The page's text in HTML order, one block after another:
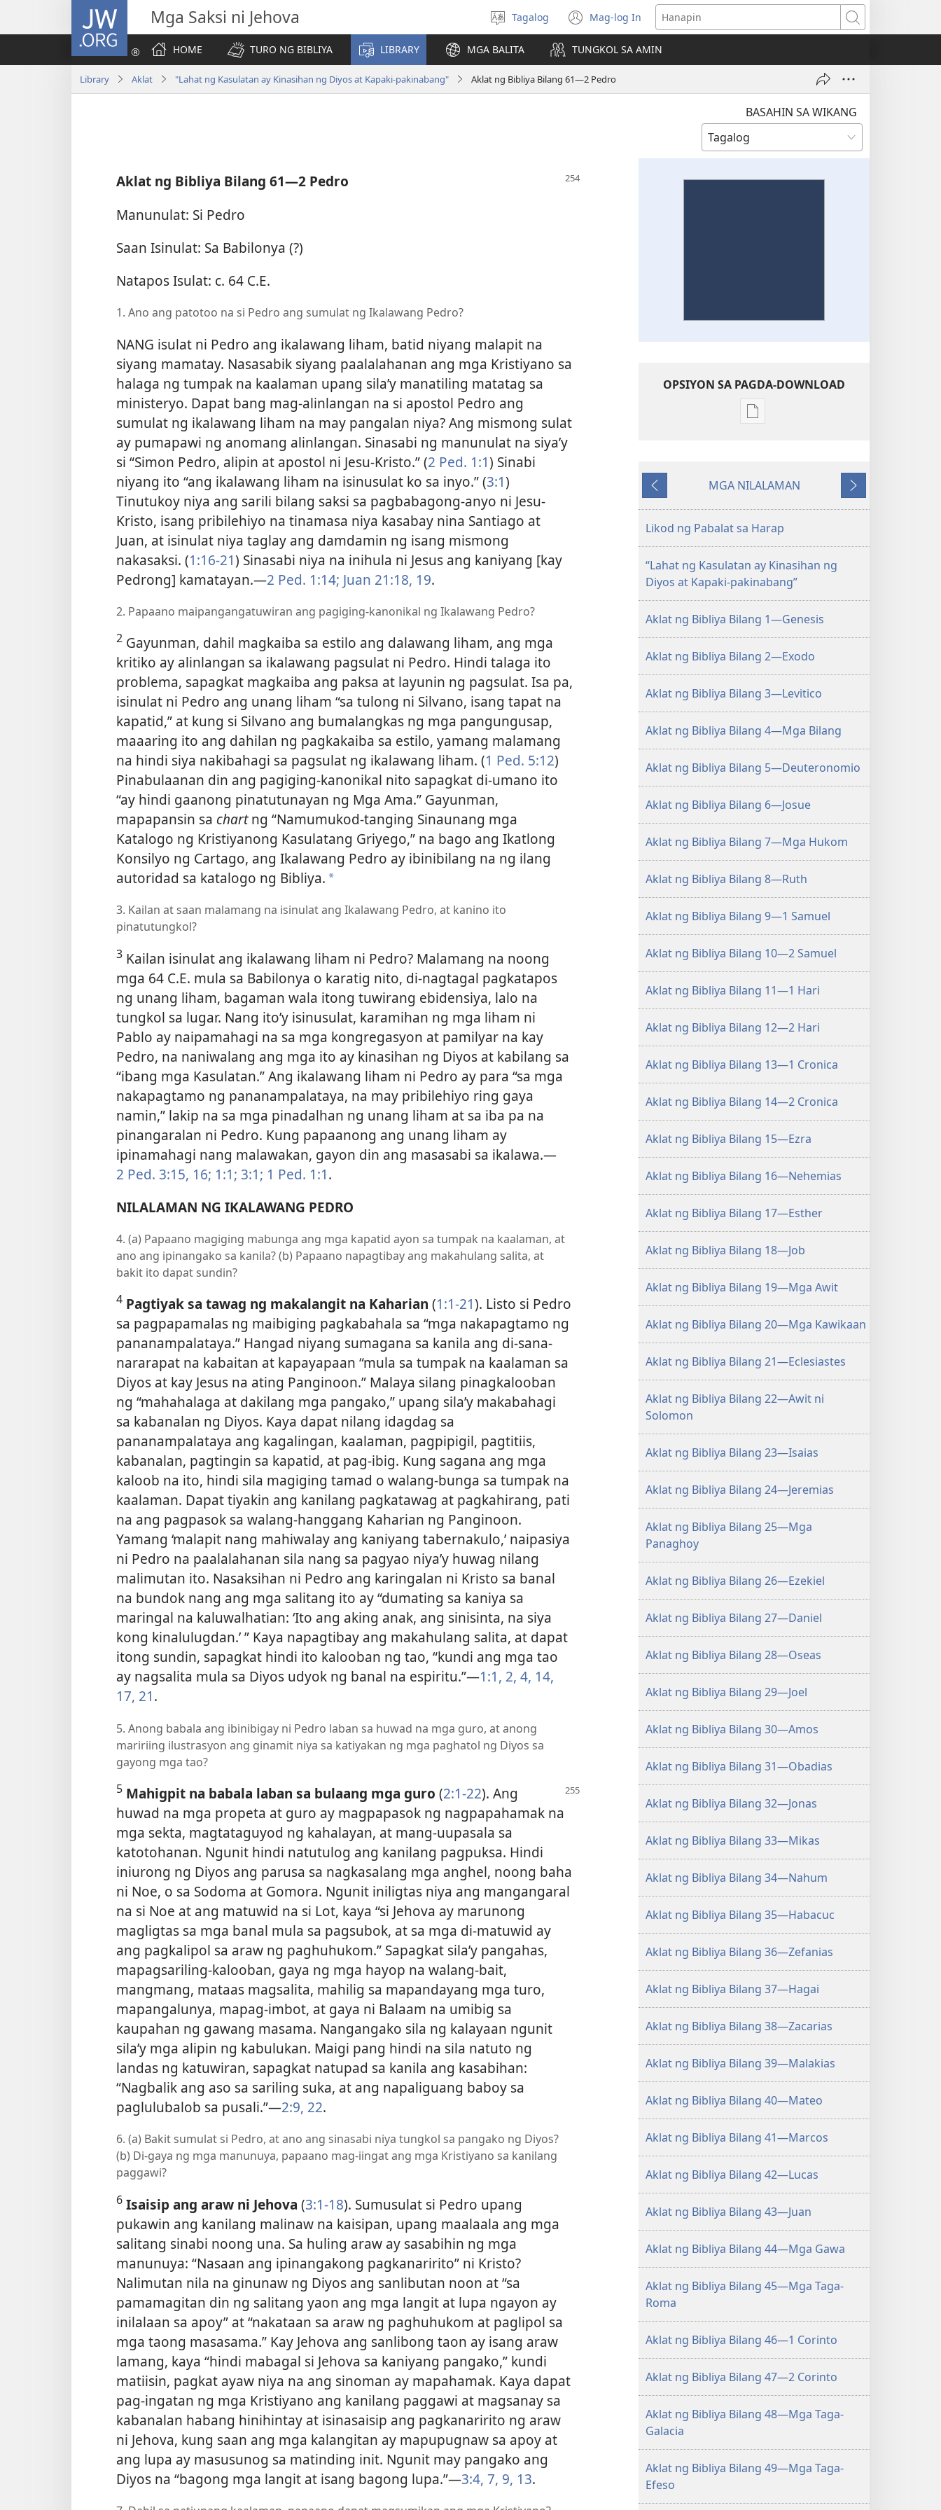
JW.ORG Mga Saksi ni Jehova
Pumili
ng
wika
Tagalog Mag-log In
(may
bubukas
na
bagong
window)
Hanapin
HOME
TURO NG BIBLIYA LIBRARY MGA BALITA TUNGKOL SA AMIN
Library Aklat "Lahat ng Kasulatan ay Kinasihan ng Diyos at Kapaki-pakinabang" Aklat ng Bibliya Bilang 61—2 Pedro
BASAHIN SA WIKANG
Aklat ng Bibliya Bilang 61​—2 Pedro
Manunulat: Si Pedro
Saan Isinulat: Sa Babilonya (?)
Natapos Isulat: c. 64 C.E.
1. Ano ang patotoo na si Pedro ang sumulat ng Ikalawang Pedro?
NANG isulat ni Pedro ang ikalawang liham, batid niyang malapit na
siyang mamatay. Nasasabik siyang paalalahanan ang mga Kristiyano sa
halaga ng tumpak na kaalaman upang sila’y manatiling matatag sa
ministeryo. Dapat bang mag-alinlangan na si apostol Pedro ang
sumulat ng ikalawang liham na may pangalan niya? Ang mismong sulat
ay pumapawi ng anomang alinlangan. Sinasabi ng manunulat na siya’y
si “Simon Pedro, alipin at apostol ni Jesu-Kristo.” (2 Ped. 1:1) Sinabi
niyang ito “ang ikalawang liham na isinusulat ko sa inyo.” (3:1)
Tinutukoy niya ang sarili bilang saksi sa pagbabagong-anyo ni Jesu-
Kristo, isang pribilehiyo na tinamasa niya kasabay nina Santiago at
Juan, at isinulat niya taglay ang damdamin ng isang mismong
nakasaksi. (1:16-21) Sinasabi niya na inihula ni Jesus ang kaniyang [kay
Pedrong] kamatayan.​—2 Ped. 1:14; Juan 21:18, 19.
2. Papaano maipangangatuwiran ang pagiging-kanonikal ng Ikalawang Pedro?
2 Gayunman, dahil magkaiba sa estilo ang dalawang liham, ang mga
kritiko ay alinlangan sa ikalawang pagsulat ni Pedro. Hindi talaga ito
problema, sapagkat magkaiba ang paksa at layunin ng pagsulat. Isa pa,
isinulat ni Pedro ang unang liham “sa tulong ni Silvano, isang tapat na
kapatid,” at kung si Silvano ang bumalangkas ng mga pangungusap,
maaaring ito ang dahilan ng pagkakaiba sa estilo, yamang malamang
na hindi siya nakibahagi sa pagsulat ng ikalawang liham. (1 Ped. 5:12)
Pinabulaanan din ang pagiging-kanonikal nito sapagkat di-umano ito
“ay hindi gaanong pinatutunayan ng Mga Ama.” Gayunman,
mapapansin sa chartng “Namumukod-tanging Sinaunang mga
Katalogo ng Kristiyanong Kasulatang Griyego,” na bago ang Ikatlong
Konsilyo ng Cartago, ang Ikalawang Pedro ay ibinibilang na ng ilang
autoridad sa katalogo ng Bibliya. a
3. Kailan at saan malamang na isinulat ang Ikalawang Pedro, at kanino ito
pinatutungkol?
3 Kailan isinulat ang ikalawang liham ni Pedro? Malamang na noong
mga 64 C.E. mula sa Babilonya o karatig nito, di-nagtagal pagkatapos
ng unang liham, bagaman wala itong tuwirang ebidensiya, lalo na
tungkol sa lugar. Nang ito’y isinusulat, karamihan ng mga liham ni
Pablo ay naipamahagi na sa mga kongregasyon at pamilyar na kay
Pedro, na naniwalang ang mga ito ay kinasihan ng Diyos at kabilang sa
“ibang mga Kasulatan.” Ang ikalawang liham ni Pedro ay para “sa mga
nakapagtamo ng pananampalataya, na may pribilehiyo ring gaya
namin,” lakip na sa mga pinadalhan ng unang liham at sa iba pa na
pinangaralan ni Pedro. Kung papaanong ang unang liham ay
ipinamahagi nang malawakan, gayon din ang masasabi sa ikalawa.​—
2 Ped. 3:15, 16; 1:1; 3:1; 1 Ped. 1:1.
NILALAMAN NG IKALAWANG PEDRO
4. (a) Papaano magiging mabunga ang mga kapatid ayon sa tumpak na kaalaman, at
ano ang ipinangako sa kanila? (b) Papaano napagtibay ang makahulang salita, at
bakit ito dapat sundin?
4 Pagtiyak sa tawag ng makalangit na Kaharian (1:1-21). Listo si Pedro
sa pagpapamalas ng maibiging pagkabahala sa “mga nakapagtamo ng
pananampalataya.” Hangad niyang sumagana sa kanila ang di-sana-
nararapat na kabaitan at kapayapaan “mula sa tumpak na kaalaman sa
Diyos at kay Jesus na ating Panginoon.” Malaya silang pinagkalooban
ng “mahahalaga at dakilang mga pangako,” upang sila’y makabahagi
sa kabanalan ng Diyos. Kaya dapat nilang idagdag sa
pananampalataya ang kagalingan, kaalaman, pagpipigil, pagtitiis,
kabanalan, pagtingin sa kapatid, at pag-ibig. Kung sagana ang mga
kaloob na ito, hindi sila magiging tamad o walang-bunga sa tumpak na
kaalaman. Dapat tiyakin ang kanilang pagkatawag at pagkahirang, pati
na ang pagpasok sa walang-hanggang Kaharian ng Panginoon.
Yamang ‘malapit nang mahiwalay ang kaniyang tabernakulo,’ naipasiya
ni Pedro na paalalahanan sila nang sa pagyao niya’y huwag nilang
malimutan ito. Nasaksihan ni Pedro ang karingalan ni Kristo sa banal
na bundok nang ang mga salitang ito ay “dumating sa kaniya sa
maringal na kaluwalhatian: ‘Ito ang aking anak, ang sinisinta, na siya
kong kinalulugdan.’ ” Kaya napagtibay ang makahulang salita, at dapat
itong sundin, sapagkat hindi ito kalooban ng tao, “kundi ang mga tao
ay nagsalita mula sa Diyos udyok ng banal na espiritu.”​—1:1, 2, 4, 14,
17, 21.
5. Anong babala ang ibinibigay ni Pedro laban sa huwad na mga guro, at anong
maririing ilustrasyon ang ginamit niya sa katiyakan ng mga paghatol ng Diyos sa
gayong mga tao?
5 Mahigpit na babala laban sa bulaang mga guro (2:1-22). Ang
huwad na mga propeta at guro ay magpapasok ng nagpapahamak na
mga sekta, magtataguyod ng kahalayan, at mang-uupasala sa
katotohanan. Ngunit hindi natutulog ang kanilang pagpuksa. Hindi
iniurong ng Diyos ang parusa sa nagkasalang mga anghel, noong baha
ni Noe, o sa Sodoma at Gomora. Ngunit iniligtas niya ang mangangaral
na si Noe at ang matuwid na si Lot, kaya “si Jehova ay marunong
magligtas sa mga banal mula sa pagsubok, at sa mga di-matuwid ay
ang pagkalipol sa araw ng paghuhukom.” Sapagkat sila’y pangahas,
mapagsariling-kalooban, gaya ng mga hayop na walang-bait,
mangmang, mataas magsalita, mahilig sa mapandayang mga turo,
mapangalunya, mapag-imbot, at gaya ni Balaam na umibig sa
kaupahan ng gawang masama. Nangangako sila ng kalayaan ngunit
sila’y mga alipin ng kabulukan. Maigi pang hindi na sila natuto ng
landas ng katuwiran, sapagkat natupad sa kanila ang kasabihan:
“Nagbalik ang aso sa sariling suka, at ang napaliguang baboy sa
paglulubalob sa pusali.”​—2:9, 22.
6. (a) Bakit sumulat si Pedro, at ano ang sinasabi niya tungkol sa pangako ng Diyos?
(b) Di-gaya ng mga manunuya, papaano mag-iingat ang mga Kristiyano sa kanilang
paggawi?
6 Isaisip ang araw ni Jehova (3:1-18). Sumusulat si Pedro upang
pukawin ang kanilang malinaw na kaisipan, upang maalaala ang mga
salitang sinabi noong una. Sa huling araw ay sasabihin ng mga
manunuya: “Nasaan ang ipinangakong pagkanaririto” ni Kristo?
Nalimutan nila na ginunaw ng Diyos ang sanlibutan noon at “sa
pamamagitan din ng salitang yaon ang mga langit at lupa ngayon ay
inilalaan sa apoy” at “nakataan sa araw ng paghuhukom at paglipol sa
mga taong masasama.” Kay Jehova ang sanlibong taon ay isang araw
lamang, kaya “hindi mabagal si Jehova sa kaniyang pangako,” kundi
matiisin, pagkat ayaw niya na ang sinoman ay mapahamak. Kaya dapat
pag-ingatan ng mga Kristiyano ang kanilang paggawi at magsanay sa
kabanalan habang hinihintay at isinasaisip ang pagkanaririto ng araw
ni Jehova, kung saan ang mga kalangitan ay mapupugnaw sa apoy at
ang lupa ay masusunog sa matinding init. Ngunit may pangako ang
Diyos na “bagong mga langit at isang bagong lupa.”​—3:4, 7, 9, 13.
OPSIYON SA PAGDA-DOWNLOAD
Opsiyon
ng
"Lahat
ng
ay
Kinasihan
ng
Diyos
at
Kapaki-
pakinabang"
Nauna
MGA NILALAMAN
Susunod
Likod ng Pabalat sa Harap
“Lahat ng Kasulatan ay Kinasihan ng
Diyos at Kapaki-pakinabang”
Aklat ng Bibliya Bilang 1—Genesis
Aklat ng Bibliya Bilang 2—Exodo
Aklat ng Bibliya Bilang 3—Levitico
Aklat ng Bibliya Bilang 4—Mga Bilang
Aklat ng Bibliya Bilang 5—Deuteronomio
Aklat ng Bibliya Bilang 6—Josue
Aklat ng Bibliya Bilang 7—Mga Hukom
Aklat ng Bibliya Bilang 8—Ruth
Aklat ng Bibliya Bilang 9—1 Samuel
Aklat ng Bibliya Bilang 10—2 Samuel
Aklat ng Bibliya Bilang 11—1 Hari
Aklat ng Bibliya Bilang 12—2 Hari
Aklat ng Bibliya Bilang 13—1 Cronica
Aklat ng Bibliya Bilang 14—2 Cronica
Aklat ng Bibliya Bilang 15—Ezra
Aklat ng Bibliya Bilang 16—Nehemias
Aklat ng Bibliya Bilang 17—Esther
Aklat ng Bibliya Bilang 18—Job
Aklat ng Bibliya Bilang 19—Mga Awit
Aklat ng Bibliya Bilang 20—Mga Kawikaan
Aklat ng Bibliya Bilang 21—Eclesiastes
Aklat ng Bibliya Bilang 22—Awit ni
Solomon
Aklat ng Bibliya Bilang 23—Isaias
Aklat ng Bibliya Bilang 24—Jeremias
Aklat ng Bibliya Bilang 25—Mga
Panaghoy
Aklat ng Bibliya Bilang 26—Ezekiel
Aklat ng Bibliya Bilang 27—Daniel
Aklat ng Bibliya Bilang 28—Oseas
Aklat ng Bibliya Bilang 29—Joel
Aklat ng Bibliya Bilang 30—Amos
Aklat ng Bibliya Bilang 31—Obadias
Aklat ng Bibliya Bilang 32—Jonas
Aklat ng Bibliya Bilang 33—Mikas
Aklat ng Bibliya Bilang 34—Nahum
Aklat ng Bibliya Bilang 35—Habacuc
Aklat ng Bibliya Bilang 36—Zefanias
Aklat ng Bibliya Bilang 37—Hagai
Aklat ng Bibliya Bilang 38—Zacarias
Aklat ng Bibliya Bilang 39—Malakias
Aklat ng Bibliya Bilang 40—Mateo
Aklat ng Bibliya Bilang 41—Marcos
Aklat ng Bibliya Bilang 42—Lucas
Aklat ng Bibliya Bilang 43—Juan
Aklat ng Bibliya Bilang 44—Mga Gawa
Aklat ng Bibliya Bilang 45—Mga Taga-
Roma
Aklat ng Bibliya Bilang 46—1 Corinto
Aklat ng Bibliya Bilang 47—2 Corinto
Aklat ng Bibliya Bilang 48—Mga Taga-
Galacia
Aklat ng Bibliya Bilang 49—Mga Taga-
Efeso